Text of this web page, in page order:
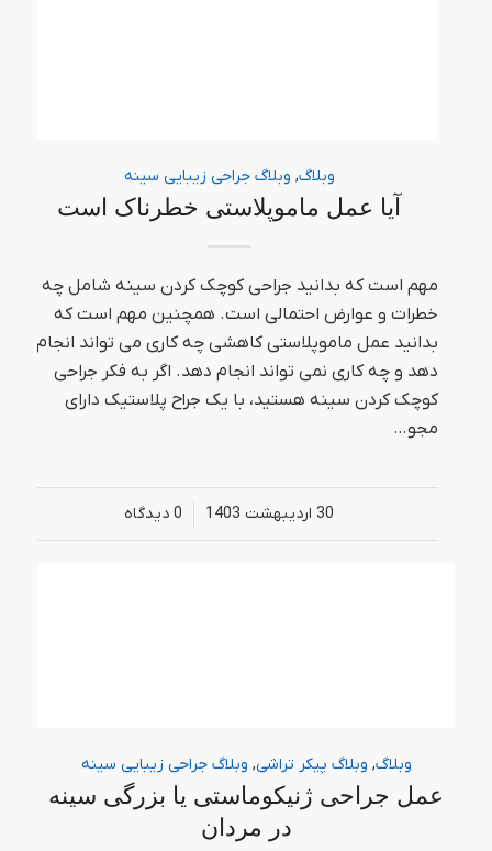
وبلاگ, وبلاگ جراحی زیبایی سینه
آیا عمل ماموپلاستی خطرناک است
مهم است که بدانید جراحی کوچک کردن سینه شامل چه
خطرات و عوارض احتمالی است. همچنین مهم است که
بدانید عمل ماموپلاستی کاهشی چه کاری می تواند انجام
دهد و چه کاری نمی تواند انجام دهد. اگر به فکر جراحی
کوچک کردن سینه هستید، با یک جراح پلاستیک دارای
مجو…
30 اردیبهشت 1403 / 0 دیدگاه‌
وبلاگ, وبلاگ پیکر تراشی, وبلاگ جراحی زیبایی سینه
عمل جراحی ژنیکوماستی یا بزرگی سینه
در مردان